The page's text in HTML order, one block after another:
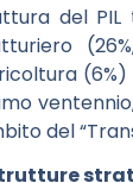
del
del